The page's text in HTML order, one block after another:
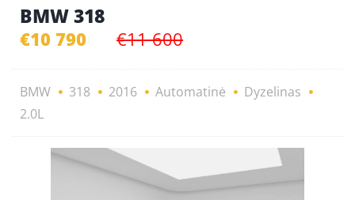
BMW 318
€10 790 €11 600
BMW 318 2016 Automatinė
Dyzelinas
2.0L